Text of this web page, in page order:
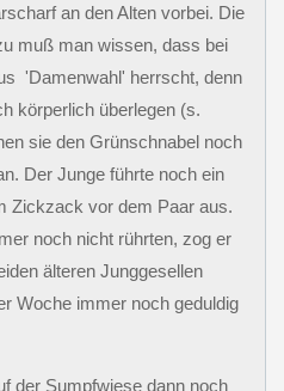
an den Alten vorbei. Die
muß man wissen, dass bei
'Damenwahl' herrscht, denn
körperlich überlegen (s.
sie den Grünschnabel noch
Der Junge führte noch ein
Zickzack vor dem Paar aus.
noch nicht rührten, zog er
älteren Junggesellen
Woche immer noch geduldig
der Sumpfwiese dann noch